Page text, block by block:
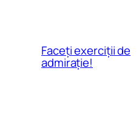
Faceți exerciții de
admirație!